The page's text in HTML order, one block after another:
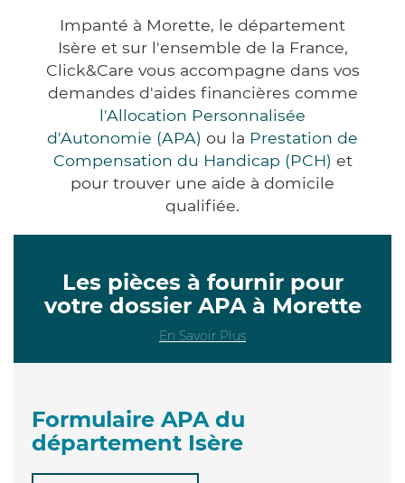
Impanté à Morette, le département
Isère et sur l'ensemble de la France,
Click&Care vous accompagne dans vos
demandes d'aides financières comme
l'Allocation Personnalisée
d'Autonomie (APA) ou la Prestation de
Compensation du Handicap (PCH) et
pour trouver une aide à domicile
qualifiée.
Les pièces à fournir pour
votre dossier APA à Morette
En Savoir Plus
Formulaire APA du
département Isère